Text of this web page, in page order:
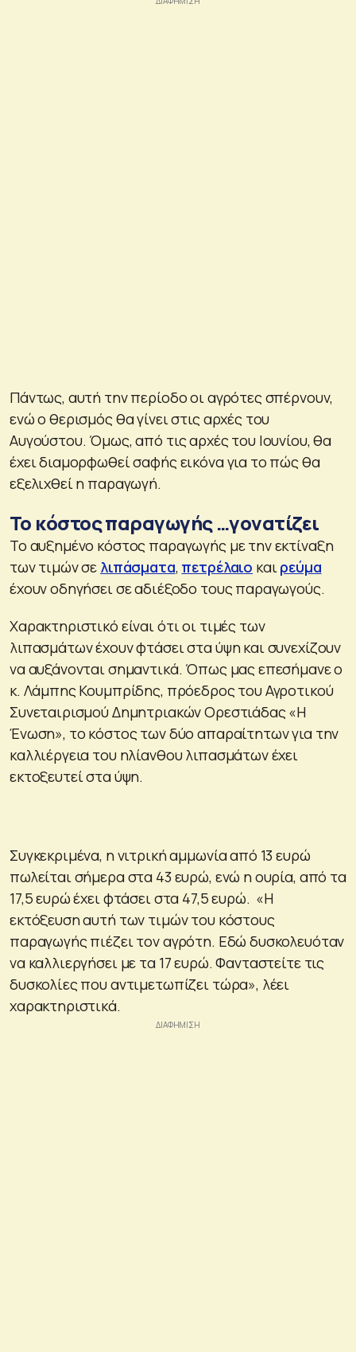
Πάντως, αυτή την περίοδο οι αγρότες σπέρνουν,
ενώ ο θερισμός θα γίνει στις αρχές του
Αυγούστου. Όμως, από τις αρχές του Ιουνίου, θα
έχει διαμορφωθεί σαφής εικόνα για το πώς θα
εξελιχθεί η παραγωγή.
Το κόστος παραγωγής …γονατίζει
Το αυξημένο κόστος παραγωγής με την εκτίναξη
των τιμών σε λιπάσματα, πετρέλαιο και ρεύμα
έχουν οδηγήσει σε αδιέξοδο τους παραγωγούς.
Χαρακτηριστικό είναι ότι οι τιμές των
λιπασμάτων έχουν φτάσει στα ύψη και συνεχίζουν
να αυξάνονται σημαντικά. Όπως μας επεσήμανε ο
κ. Λάμπης Κουμπρίδης, πρόεδρος του Αγροτικού
Συνεταιρισμού Δημητριακών Ορεστιάδας «Η
Ένωση», το κόστος των δύο απαραίτητων για την
καλλιέργεια του ηλίανθου λιπασμάτων έχει
εκτοξευτεί στα ύψη.
Συγκεκριμένα, η νιτρική αμμωνία από 13 ευρώ
πωλείται σήμερα στα 43 ευρώ, ενώ η ουρία, από τα
17,5 ευρώ έχει φτάσει στα 47,5 ευρώ. «Η
εκτόξευση αυτή των τιμών του κόστους
παραγωγής πιέζει τον αγρότη. Εδώ δυσκολευόταν
να καλλιεργήσει με τα 17 ευρώ. Φανταστείτε τις
δυσκολίες που αντιμετωπίζει τώρα», λέει
χαρακτηριστικά.